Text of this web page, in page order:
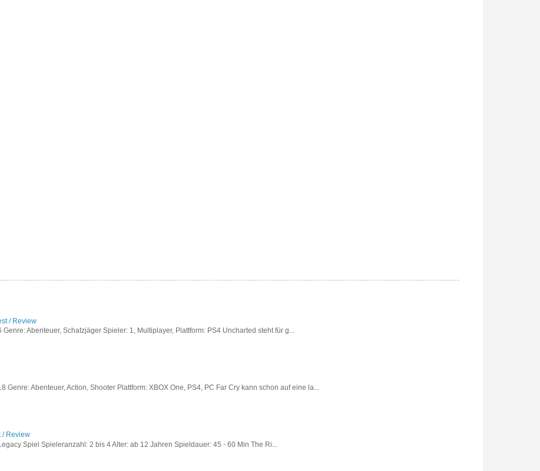
/ Review
Abenteuer, Schatzjäger Spieler: 1, Multiplayer, Plattform: PS4 Uncharted steht für g...
Genre: Abenteuer, Action, Shooter Plattform: XBOX One, PS4, PC Far Cry kann schon auf eine la...
/ Review
Spiel Spieleranzahl: 2 bis 4 Alter: ab 12 Jahren Spieldauer: 45 - 60 Min The Ri...